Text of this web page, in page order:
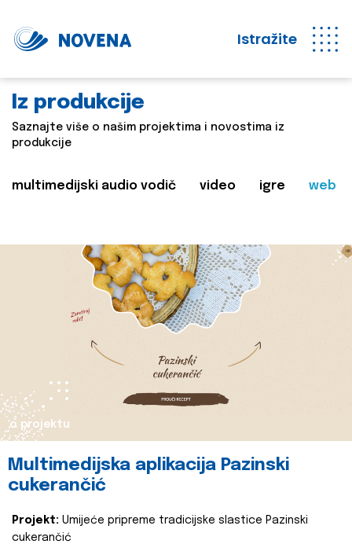
Istražite
Iz produkcije
Saznajte više o našim projektima i novostima iz
produkcije
multimedijski audio vodič video igre web
o projektu
Multimedijska aplikacija Pazinski
cukerančić
Projekt: Umijeće pripreme tradicijske slastice Pazinski
cukerančić